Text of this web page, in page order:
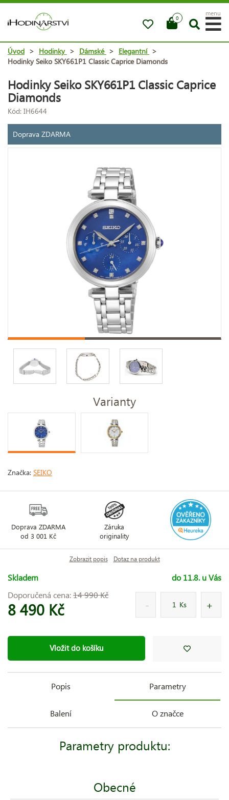
0
menu
Úvod > Hodinky > Dámské > Elegantní >
Hodinky Seiko SKY661P1 Classic Caprice Diamonds
Hodinky Seiko SKY661P1 Classic Caprice
Diamonds
Kód: IH6644
Doprava ZDARMA
Varianty
Značka: SEIKO
Doprava ZDARMA
od 3 001 Kč
Záruka
originality
Zobrazit popis Dotaz na produkt
Skladem
do 11.8. u Vás
Doporučená cena:14 990 Kč
8 490 Kč Ks
Vložit do košíku
Popis Parametry
Balení O značce
Parametry produktu:
Obecné